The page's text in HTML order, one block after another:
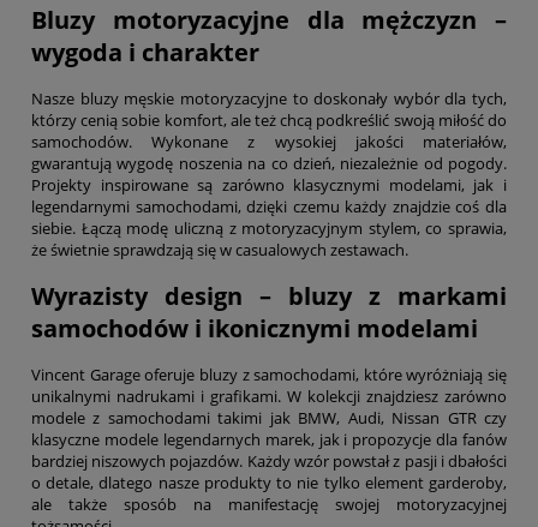
Bluzy motoryzacyjne dla mężczyzn –
wygoda i charakter
Nasze bluzy męskie motoryzacyjne to doskonały wybór dla tych,
którzy cenią sobie komfort, ale też chcą podkreślić swoją miłość do
samochodów. Wykonane z wysokiej jakości materiałów,
gwarantują wygodę noszenia na co dzień, niezależnie od pogody.
Projekty inspirowane są zarówno klasycznymi modelami, jak i
legendarnymi samochodami, dzięki czemu każdy znajdzie coś dla
siebie. Łączą modę uliczną z motoryzacyjnym stylem, co sprawia,
że świetnie sprawdzają się w casualowych zestawach.
Wyrazisty design – bluzy z markami
samochodów i ikonicznymi modelami
Vincent Garage oferuje bluzy z samochodami, które wyróżniają się
unikalnymi nadrukami i grafikami. W kolekcji znajdziesz zarówno
modele z samochodami takimi jak BMW, Audi, Nissan GTR czy
klasyczne modele legendarnych marek, jak i propozycje dla fanów
bardziej niszowych pojazdów. Każdy wzór powstał z pasji i dbałości
o detale, dlatego nasze produkty to nie tylko element garderoby,
ale także sposób na manifestację swojej motoryzacyjnej